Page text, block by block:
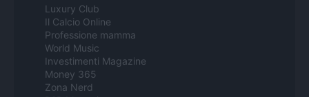
Luxury Club
Il Calcio Online
Professione mamma
World Music
Investimenti Magazine
Money 365
Zona Nerd